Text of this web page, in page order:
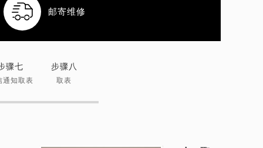
 邮寄维修
骤七
通知取表
步骤八
取表